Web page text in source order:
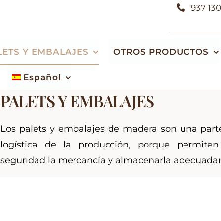
937
Y EMBALAJES
Fabricación de embalajes de madera
Jaulas de madera
Bases de madera
OTROS PRODUCTOS
Almacén de maderas autóctonas y
exóticas
Venta de listones de leña y sacos de serrín
Especies de madera e información general
Español
Home Palets y embalajes
PALETS Y EMBALAJES
Los palets y embalajes de madera son una
logística de la producción, porque
seguridad la mercancía y almacenarla